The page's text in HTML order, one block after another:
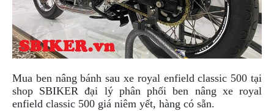
DẪN
MUA
HÀNG
Mua ben nâng bánh sau xe royal enfield classic 500 tại
shop SBIKER đại lý phân phối ben nâng xe royal
enfield classic 500 giá niêm yết, hàng có sẵn.